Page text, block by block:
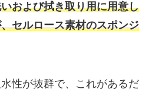
および拭き取り用に用意し
セルロース素材のスポンジ
性が抜群で、これがあるだ